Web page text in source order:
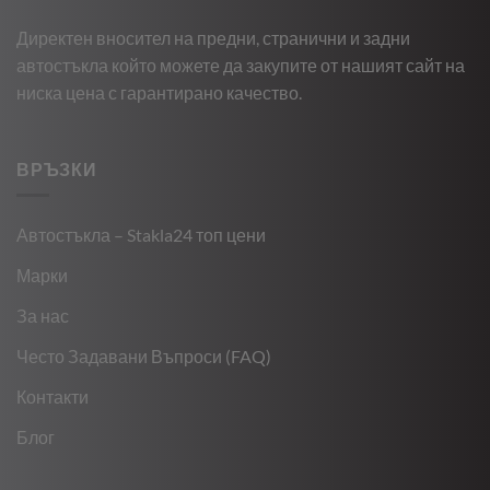
Директен вносител на предни, странични и задни
автостъкла който можете да закупите от нашият сайт на
ниска цена с гарантирано качество.
ВРЪЗКИ
Автостъкла – Stakla24 топ цени
Марки
За нас
Често Задавани Въпроси (FAQ)
Контакти
Блог